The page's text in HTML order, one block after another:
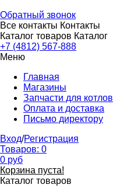
Обратный звонок
Все контакты Контакты
Каталог товаров Каталог
+7 (4812) 567-888
Меню
Главная
Магазины
Запчасти для котлов
Оплата и доставка
Письмо директору
Вход/Регистрация
Товаров: 0
0 руб
Корзина пуста!
Каталог товаров